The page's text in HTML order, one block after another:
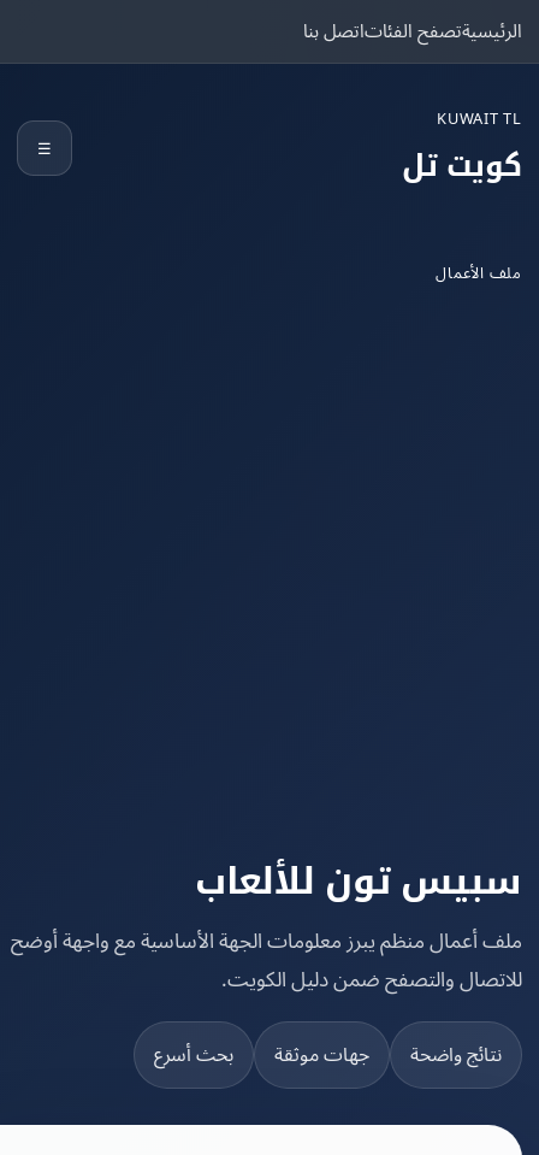
تصفح الفئاتاتصل بنا
تل
تون للألعاب
منظم يبرز معلومات الجهة الأساسية مع واجهة أوضح
والتصفح ضمن دليل الكويت.
واضحة جهات موثقة بحث أسرع